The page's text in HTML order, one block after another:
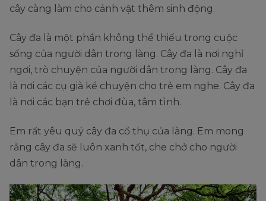
cây càng làm cho cảnh vật thêm sinh động.
Cây đa là một phần không thể thiếu trong cuộc
sống của người dân trong làng. Cây đa là nơi nghỉ
ngơi, trò chuyện của người dân trong làng. Cây đa
là nơi các cụ già kể chuyện cho trẻ em nghe. Cây đa
là nơi các bạn trẻ chơi đùa, tâm tình.
Em rất yêu quý cây đa cổ thụ của làng. Em mong
rằng cây đa sẽ luôn xanh tốt, che chở cho người
dân trong làng.